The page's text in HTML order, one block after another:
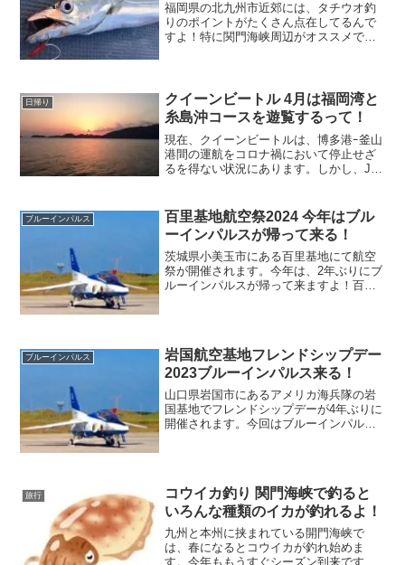
福岡県の北九州市近郊には、タチウオ釣
りのポイントがたくさん点在してるんで
すよ！特に関門海峡周辺がオススメで
オモシロいでしょ^^
日帰り
クイーンビートル 4月は福岡湾と
糸島沖コースを遊覧するって！
現在、クイーンビートルは、博多港ｰ釜山
港間の運航をコロナ禍において停止せざ
るを得ない状況にあります。しかし、JR
島を巡るツアーや博多港停泊中の観覧な
ど、お客さんを楽しませています。
ブルーインパルス
百里基地航空祭2024 今年はブル
ーインパルスが帰って来る！
茨城県小美玉市にある百里基地にて航空
祭が開催されます。今年は、2年ぶりにブ
ルーインパルスが帰って来ますよ！百里
ブルーインパルス
岩国航空基地フレンドシップデー
2023ブルーインパルス来る！
山口県岩国市にあるアメリカ海兵隊の岩
国基地でフレンドシップデーが4年ぶりに
開催されます。今回はブルーインパルス
旅行
コウイカ釣り 関門海峡で釣ると
いろんな種類のイカが釣れるよ！
九州と本州に挟まれている開門海峡で
は、春になるとコウイカが釣れ始めま
す。今年ももうすぐシーズン到来です